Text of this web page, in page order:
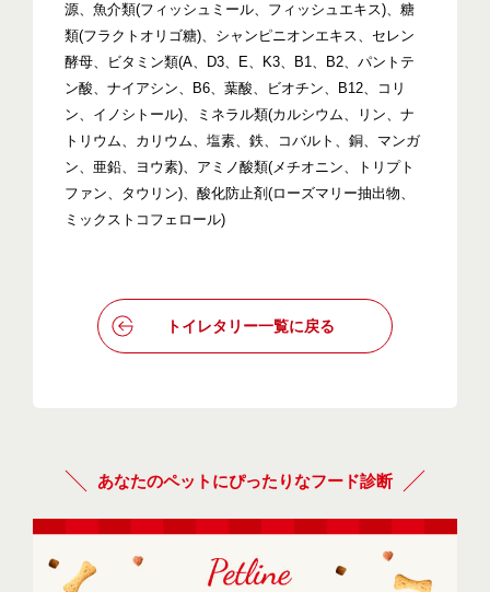
源、魚介類(フィッシュミール、フィッシュエキス)、糖
類(フラクトオリゴ糖)、シャンピニオンエキス、セレン
酵母、ビタミン類(A、D3、E、K3、B1、B2、パントテ
ン酸、ナイアシン、B6、葉酸、ビオチン、B12、コリ
ン、イノシトール)、ミネラル類(カルシウム、リン、ナ
トリウム、カリウム、塩素、鉄、コバルト、銅、マンガ
ン、亜鉛、ヨウ素)、アミノ酸類(メチオニン、トリプト
ファン、タウリン)、酸化防止剤(ローズマリー抽出物、
ミックストコフェロール)
トイレタリー一覧に戻る
あなたのペットにぴったりなフード診断